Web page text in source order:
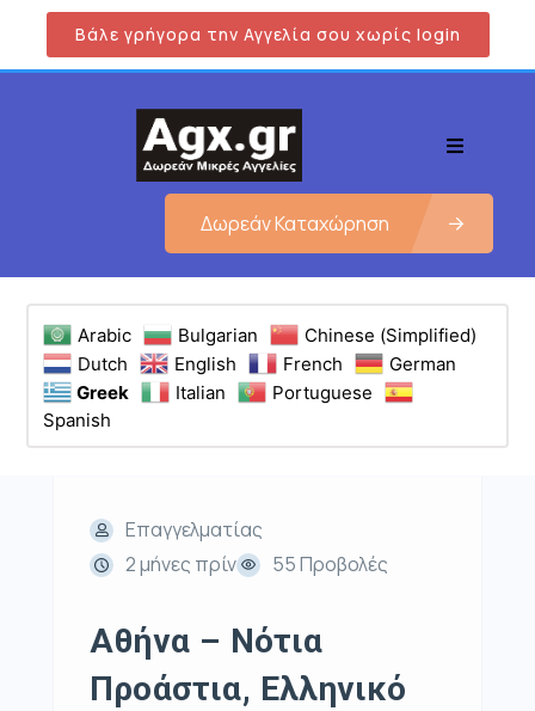
Βάλε γρήγορα την Αγγελία σου χωρίς login
Δωρεάν Καταχώρηση
Arabic Bulgarian
Chinese (Simplified)
Dutch
English French
German
Greek
Italian
Portuguese
Spanish
Επαγγελματίας
2 μήνες πρίν
55 Προβολές
Αθήνα – Νότια
Προάστια, Ελληνικό